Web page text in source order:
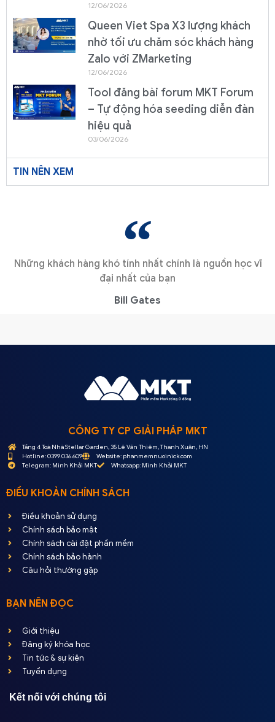
12/06/2026
Queen Viet Spa X3 lượng khách
nhờ tối ưu chăm sóc khách hàng
Zalo với ZMarketing
12/06/2026
Tool đăng bài forum MKT Forum
– Tự động hóa seeding diễn đàn
hiệu quả
03/06/2026
TIN NÊN XEM
Những khách hàng khó tính nhất chính là nguồn học vĩ
đại nhất của bạn
Bill Gates
CÔNG TY CP GIẢI PHÁP MKT
Tầng 4 Toà Nhà Stellar Garden, 35 Lê Văn Thiêm, Thanh Xuân, HN
Hotline: 0399.036.609
Website: phanmemnuoinick.com
Telegram: Minh Khải MKT
Whatsapp: Minh Khải MKT
ĐIỀU KHOẢN CHÍNH SÁCH
Điều khoản sử dụng
Chính sách bảo mật
Chính sách cài đặt phần mềm
Chính sách bảo hành
Câu hỏi thường gặp
BẠN NÊN ĐỌC
Giới thiệu
Đăng ký khóa học
Tin tức & sự kiện
Tuyển dụng
Kết nối với chúng tôi